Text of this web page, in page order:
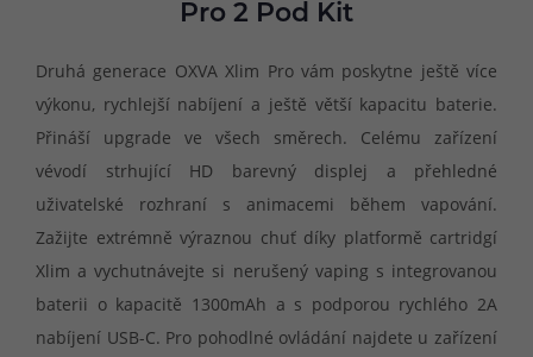
Pro 2 Pod Kit
Druhá generace OXVA Xlim Pro vám poskytne ještě více
výkonu, rychlejší nabíjení a ještě větší kapacitu baterie.
Přináší upgrade ve všech směrech. Celému zařízení
vévodí strhující HD barevný displej a přehledné
uživatelské rozhraní s animacemi během vapování.
Zažijte extrémně výraznou chuť díky platformě cartridgí
Xlim a vychutnávejte si nerušený vaping s integrovanou
baterii o kapacitě 1300mAh a s podporou rychlého 2A
nabíjení USB-C. Pro pohodlné ovládání najdete u zařízení